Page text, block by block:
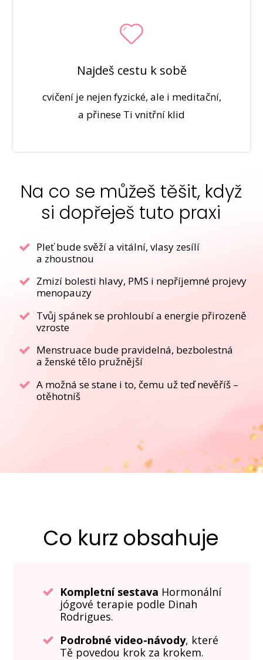
Najdeš cestu k sobě
cvičení je nejen fyzické, ale i meditační,
a přinese Ti vnitřní klid
Na co se můžeš těšit, když
si dopřeješ tuto praxi
Pleť bude svěží a vitální, vlasy zesílí
a zhoustnou
Zmizí bolesti hlavy, PMS i nepříjemné projevy
menopauzy
Tvůj spánek se prohloubí a energie přirozeně
vzroste
Menstruace bude pravidelná, bezbolestná
a ženské tělo pružnější
A možná se stane i to, čemu už teď nevěříš –
otěhotníš
Co kurz obsahuje
Kompletní sestava Hormonální
jógové terapie podle Dinah
Rodrigues.
Podrobné video-návody, které
Tě povedou krok za krokem.